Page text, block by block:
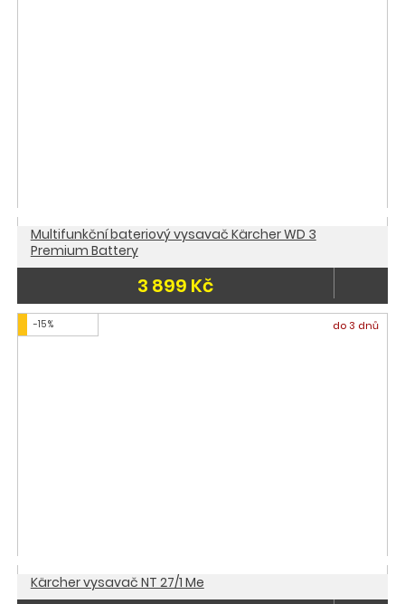
Multifunkční bateriový vysavač Kärcher WD 3
Premium Battery
3 899 Kč
-15 % do 3 dnů
Kärcher vysavač NT 27/1 Me